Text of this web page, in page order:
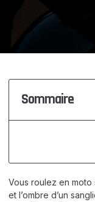
Sommaire
Vous roulez en
et l’ombre d’un